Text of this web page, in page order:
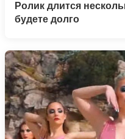
Ролик длится
будете долго